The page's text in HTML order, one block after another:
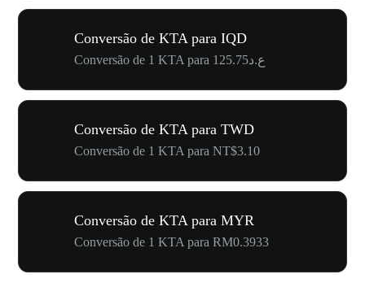
Conversão de KTA para IQD
Conversão de 1 KTA para ع.د125.75
Conversão de KTA para TWD
Conversão de 1 KTA para NT$3.10
Conversão de KTA para MYR
Conversão de 1 KTA para RM0.3933